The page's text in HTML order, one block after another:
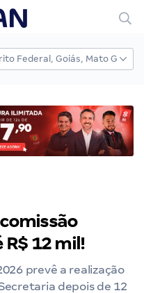
12 mil!
prevê a realização
depois de 12